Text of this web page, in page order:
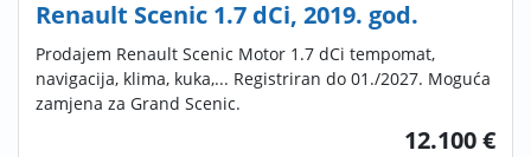
Renault Scenic 1.7 dCi, 2019. god.
Prodajem Renault Scenic Motor 1.7 dCi tempomat,
navigacija, klima, kuka,... Registriran do 01./2027. Moguća
zamjena za Grand Scenic.
12.100 €